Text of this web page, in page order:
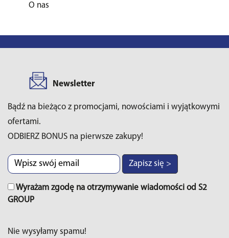
O nas
Newsletter
Bądź na bieżąco z promocjami, nowościami i wyjątkowymi
ofertami.
ODBIERZ BONUS na pierwsze zakupy!
Zapisz się >
Wyrażam zgodę na otrzymywanie wiadomości od S2
GROUP
Nie wysyłamy spamu!